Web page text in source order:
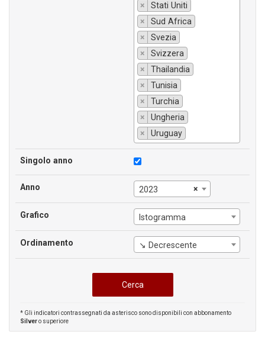
×
Stati Uniti
×
Sud Africa
×
Svezia
×
Svizzera
×
Thailandia
×
Tunisia
×
Turchia
×
Ungheria
×
Uruguay
Singolo anno
Anno ×
2023
Grafico Istogramma
Ordinamento ↘ Decrescente
* Gli indicatori contrassegnati da asterisco sono disponibili con abbonamento
Silvero superiore